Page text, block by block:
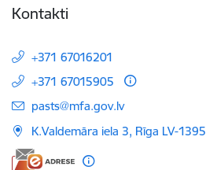
Kontakti
+371 67016201
+371 67015905
E-pasts:
pasts@mfa.gov.lv
K.Valdemāra iela 3, Rīga LV-1395